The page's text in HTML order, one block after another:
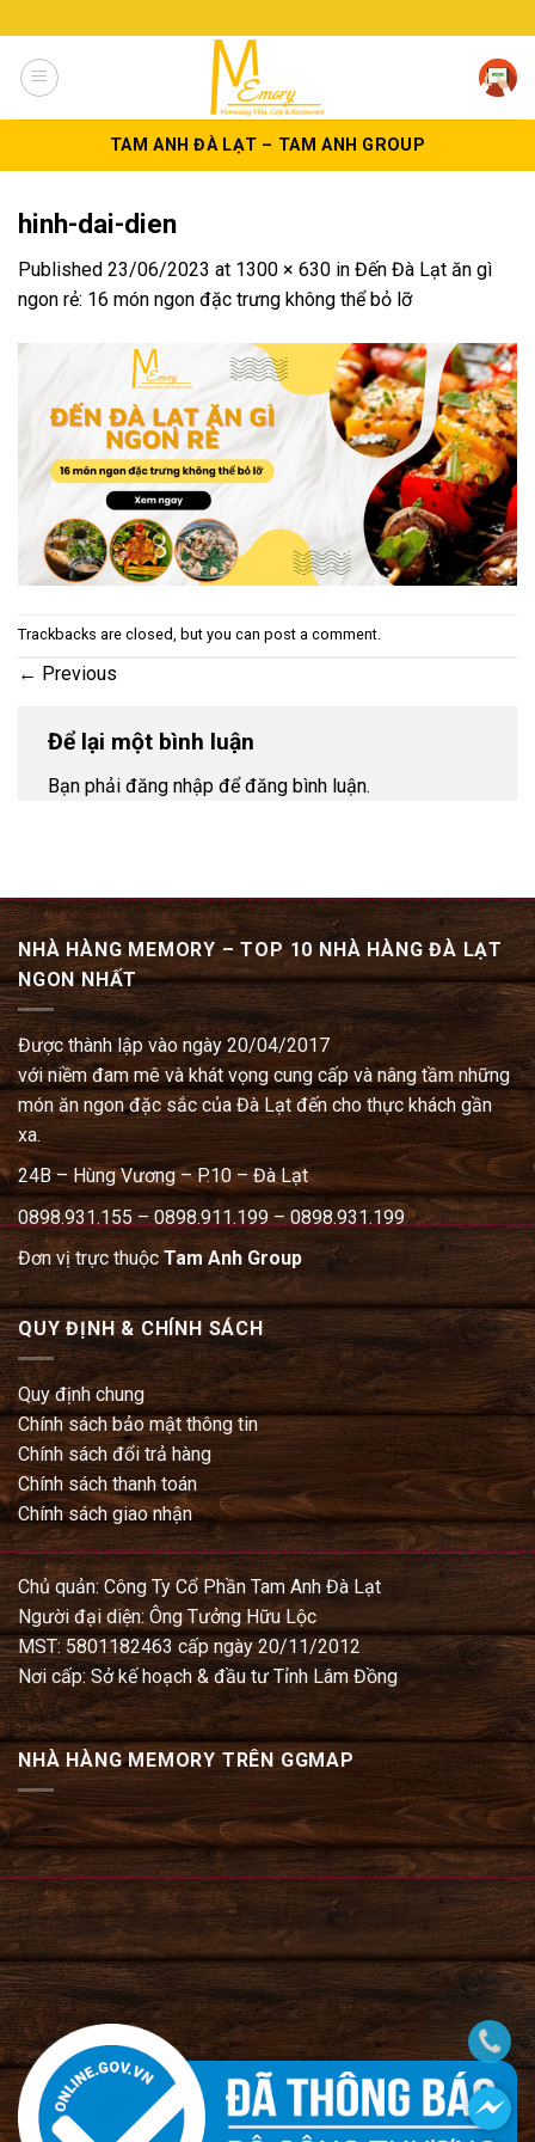
to
content
TAM ANH ĐÀ LẠT – TAM ANH GROUP
hinh-dai-dien
Published 23/06/2023 at 1300 × 630 in Đến Đà Lạt ăn gì
ngon rẻ: 16 món ngon đặc trưng không thể bỏ lỡ
Trackbacks are closed, but you can post a comment.
← Previous
Để lại một bình luận
Bạn phải đăng nhập để đăng bình luận.
NHÀ HÀNG MEMORY – TOP 10 NHÀ HÀNG ĐÀ LẠT
NGON NHẤT
Được thành lập vào ngày 20/04/2017
với niềm đam mê và khát vọng cung cấp và nâng tầm những
món ăn ngon đặc sắc của Đà Lạt đến cho thực khách gần
xa.
24B – Hùng Vương – P.10 – Đà Lạt
0898.931.155 – 0898.911.199 – 0898.931.199
Đơn vị trực thuộcTam Anh Group
QUY ĐỊNH & CHÍNH SÁCH
Quy định chung
Chính sách bảo mật thông tin
Chính sách đổi trả hàng
Chính sách thanh toán
Chính sách giao nhận
Chủ quản: Công Ty Cổ Phần Tam Anh Đà Lạt
Người đại diện: Ông Tưởng Hữu Lộc
MST: 5801182463 cấp ngày 20/11/2012
Nơi cấp: Sở kế hoạch & đầu tư Tỉnh Lâm Đồng
NHÀ HÀNG MEMORY TRÊN GGMAP